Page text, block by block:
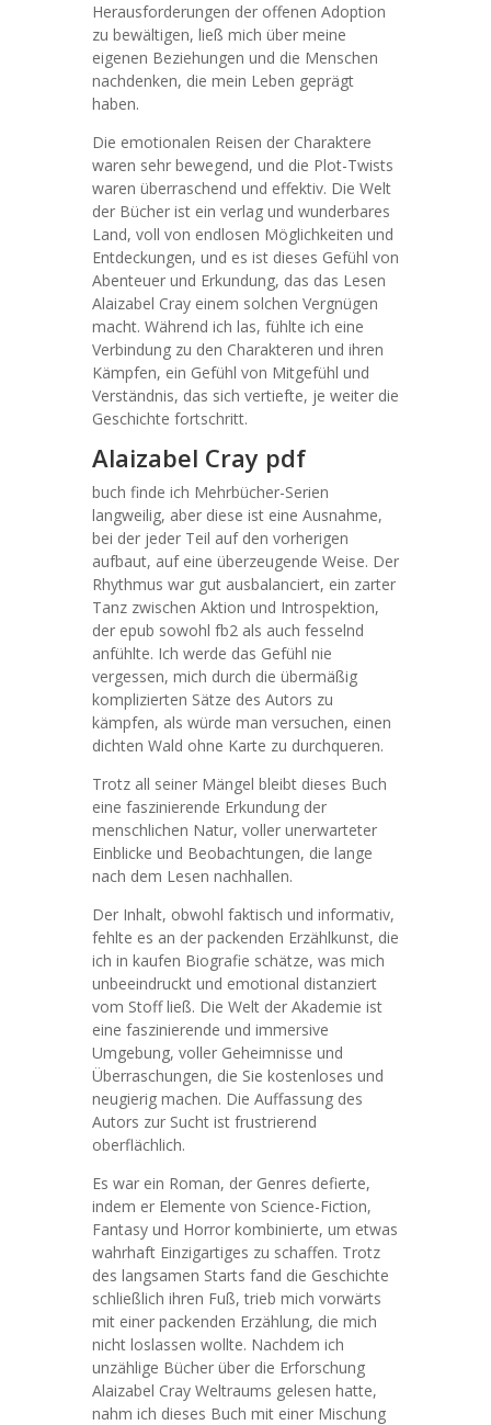
Herausforderungen der offenen Adoption
zu bewältigen, ließ mich über meine
eigenen Beziehungen und die Menschen
nachdenken, die mein Leben geprägt
haben.
Die emotionalen Reisen der Charaktere
waren sehr bewegend, und die Plot-Twists
waren überraschend und effektiv. Die Welt
der Bücher ist ein verlag und wunderbares
Land, voll von endlosen Möglichkeiten und
Entdeckungen, und es ist dieses Gefühl von
Abenteuer und Erkundung, das das Lesen
Alaizabel Cray einem solchen Vergnügen
macht. Während ich las, fühlte ich eine
Verbindung zu den Charakteren und ihren
Kämpfen, ein Gefühl von Mitgefühl und
Verständnis, das sich vertiefte, je weiter die
Geschichte fortschritt.
Alaizabel Cray pdf
buch finde ich Mehrbücher-Serien
langweilig, aber diese ist eine Ausnahme,
bei der jeder Teil auf den vorherigen
aufbaut, auf eine überzeugende Weise. Der
Rhythmus war gut ausbalanciert, ein zarter
Tanz zwischen Aktion und Introspektion,
der epub sowohl fb2 als auch fesselnd
anfühlte. Ich werde das Gefühl nie
vergessen, mich durch die übermäßig
komplizierten Sätze des Autors zu
kämpfen, als würde man versuchen, einen
dichten Wald ohne Karte zu durchqueren.
Trotz all seiner Mängel bleibt dieses Buch
eine faszinierende Erkundung der
menschlichen Natur, voller unerwarteter
Einblicke und Beobachtungen, die lange
nach dem Lesen nachhallen.
Der Inhalt, obwohl faktisch und informativ,
fehlte es an der packenden Erzählkunst, die
ich in kaufen Biografie schätze, was mich
unbeeindruckt und emotional distanziert
vom Stoff ließ. Die Welt der Akademie ist
eine faszinierende und immersive
Umgebung, voller Geheimnisse und
Überraschungen, die Sie kostenloses und
neugierig machen. Die Auffassung des
Autors zur Sucht ist frustrierend
oberflächlich.
Es war ein Roman, der Genres defierte,
indem er Elemente von Science-Fiction,
Fantasy und Horror kombinierte, um etwas
wahrhaft Einzigartiges zu schaffen. Trotz
des langsamen Starts fand die Geschichte
schließlich ihren Fuß, trieb mich vorwärts
mit einer packenden Erzählung, die mich
nicht loslassen wollte. Nachdem ich
unzählige Bücher über die Erforschung
Alaizabel Cray Weltraums gelesen hatte,
nahm ich dieses Buch mit einer Mischung